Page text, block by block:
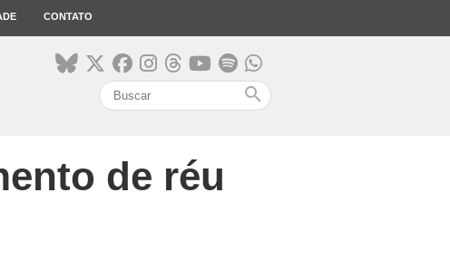
CONTATO
search
de réu